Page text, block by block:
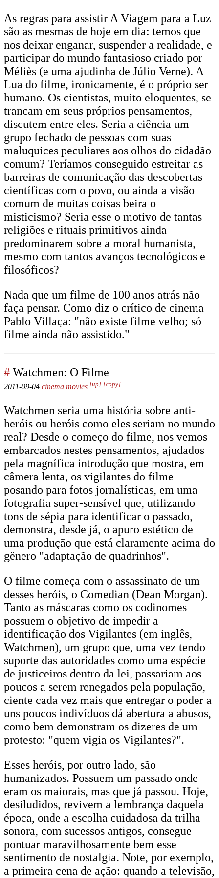
As regras para assistir A Viagem para a Luz
são as mesmas de hoje em dia: temos que
nos deixar enganar, suspender a realidade, e
participar do mundo fantasioso criado por
Méliès (e uma ajudinha de Júlio Verne). A
Lua do filme, ironicamente, é o próprio ser
humano. Os cientistas, muito eloquentes, se
trancam em seus próprios pensamentos,
discutem entre eles. Seria a ciência um
grupo fechado de pessoas com suas
maluquices peculiares aos olhos do cidadão
comum? Teríamos conseguido estreitar as
barreiras de comunicação das descobertas
científicas com o povo, ou ainda a visão
comum de muitas coisas beira o
misticismo? Seria esse o motivo de tantas
religiões e rituais primitivos ainda
predominarem sobre a moral humanista,
mesmo com tantos avanços tecnológicos e
filosóficos?
Nada que um filme de 100 anos atrás não
faça pensar. Como diz o crítico de cinema
Pablo Villaça: "não existe filme velho; só
filme ainda não assistido."
# Watchmen: O Filme
2011-09-04 cinema movies [up] [copy]
Watchmen seria uma história sobre anti-
heróis ou heróis como eles seriam no mundo
real? Desde o começo do filme, nos vemos
embarcados nestes pensamentos, ajudados
pela magnífica introdução que mostra, em
câmera lenta, os vigilantes do filme
posando para fotos jornalísticas, em uma
fotografia super-sensível que, utilizando
tons de sépia para identificar o passado,
demonstra, desde já, o apuro estético de
uma produção que está claramente acima do
gênero "adaptação de quadrinhos".
O filme começa com o assassinato de um
desses heróis, o Comedian (Dean Morgan).
Tanto as máscaras como os codinomes
possuem o objetivo de impedir a
identificação dos Vigilantes (em inglês,
Watchmen), um grupo que, uma vez tendo
suporte das autoridades como uma espécie
de justiceiros dentro da lei, passariam aos
poucos a serem renegados pela população,
ciente cada vez mais que entregar o poder a
uns poucos indivíduos dá abertura a abusos,
como bem demonstram os dizeres de um
protesto: "quem vigia os Vigilantes?".
Esses heróis, por outro lado, são
humanizados. Possuem um passado onde
eram os maiorais, mas que já passou. Hoje,
desiludidos, revivem a lembrança daquela
época, onde a escolha cuidadosa da trilha
sonora, com sucessos antigos, consegue
pontuar maravilhosamente bem esse
sentimento de nostalgia. Note, por exemplo,
a primeira cena de ação: quando a televisão,